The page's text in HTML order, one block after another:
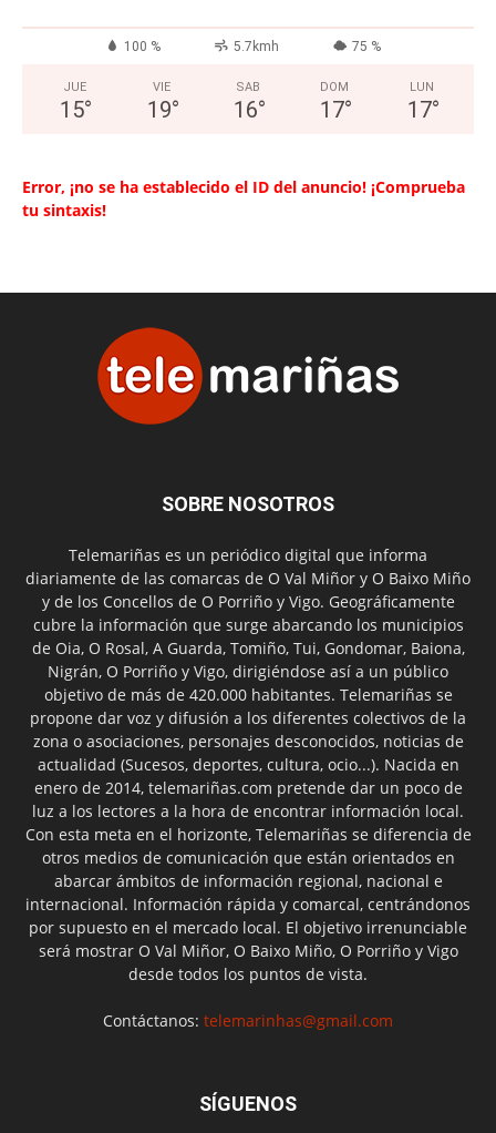
100 % 5.7kmh 75 %
JUE
15°
VIE
19°
SAB
16°
DOM
17°
LUN
17°
Error, ¡no se ha establecido el ID del anuncio! ¡Comprueba
tu sintaxis!
SOBRE NOSOTROS
Telemariñas es un periódico digital que informa
diariamente de las comarcas de O Val Miñor y O Baixo Miño
y de los Concellos de O Porriño y Vigo. Geográficamente
cubre la información que surge abarcando los municipios
de Oia, O Rosal, A Guarda, Tomiño, Tui, Gondomar, Baiona,
Nigrán, O Porriño y Vigo, dirigiéndose así a un público
objetivo de más de 420.000 habitantes. Telemariñas se
propone dar voz y difusión a los diferentes colectivos de la
zona o asociaciones, personajes desconocidos, noticias de
actualidad (Sucesos, deportes, cultura, ocio...). Nacida en
enero de 2014, telemariñas.com pretende dar un poco de
luz a los lectores a la hora de encontrar información local.
Con esta meta en el horizonte, Telemariñas se diferencia de
otros medios de comunicación que están orientados en
abarcar ámbitos de información regional, nacional e
internacional. Información rápida y comarcal, centrándonos
por supuesto en el mercado local. El objetivo irrenunciable
será mostrar O Val Miñor, O Baixo Miño, O Porriño y Vigo
desde todos los puntos de vista.
Contáctanos: telemarinhas@gmail.com
SÍGUENOS